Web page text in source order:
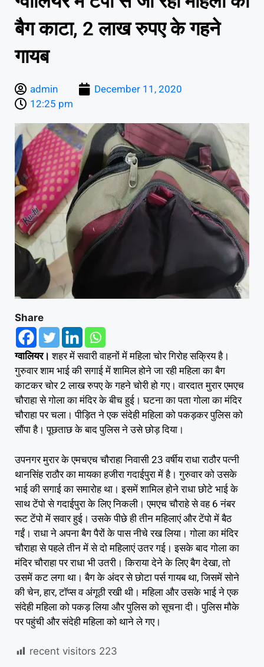
बैग काटा, 2 लाख रुपए के गहने
गायब
admin
December 11, 2020
12:25 pm
Share
ग्वालियर। शहर में सवारी वाहनों में महिला चोर गिरोह सक्रिय है।
गुरुवार शाम भाई की सगाई में शामिल होने जा रही महिला का बैग
काटकर चोर 2 लाख रुपए के गहने चोरी हो गए। वारदात मुरार एमएच
चौराहा से गोला का मंदिर के बीच हुई। घटना का पता गोला का मंदिर
चौराहा पर चला। पीड़ित ने एक संदेही महिला को पकड़कर पुलिस को
सौंपा है। पूछताछ के बाद पुलिस ने उसे छोड़ दिया।
उपनगर मुरार के एमचएच चौराहा निवासी 23 वर्षीय राधा राठौर पत्नी
थानसिंह राठौर का मायका हजीरा गदाईपुरा में है। गुरुवार को उसके
भाई की सगाई का समारोह था। इसमें शामिल होने राधा छोटे भाई के
साथ टेंपो से गदाईपुरा के लिए निकली। एमएच चौराहे से वह 6 नंबर
रूट टेंपो में सवार हुई। उसके पीछे ही तीन महिलाएं और टेंपो में बैठ
गईं। राधा ने अपना बैग पैरों के पास नीचे रख लिया। गोला का मंदिर
चौराहा से पहले तीन में से दो महिलाएं उतर गई। इसके बाद गोला का
मंदिर चौराहा पर राधा भी उतरी। किराया देने के लिए बैग देखा, तो
उसमें कट लगा था। बैग के अंदर से छोटा पर्स गायब था, जिसमें सोने
की चेन, हार, टॉप्स व अंगूठी रखी थी। महिला और उसके भाई ने एक
संदेही महिला को पकड़ लिया और पुलिस को सूचना दी। पुलिस मौके
पर पहुंची और संदेही महिला को थाने ले गए।
recent visitors 223